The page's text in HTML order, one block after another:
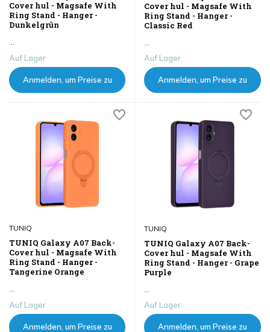
Cover hul - Magsafe With
Ring Stand - Hanger -
Dunkelgrün
...
Auf Lager
Anmelden, um Preise zu
Cover hul - Magsafe With
Ring Stand - Hanger -
Classic Red
...
Auf Lager
Anmelden, um Preise zu
TUNIQ
TUNIQ Galaxy A07 Back-
Cover hul - Magsafe With
Ring Stand - Hanger -
Tangerine Orange
Auf Lager
Anmelden, um Preise zu
TUNIQ
TUNIQ Galaxy A07 Back-
Cover hul - Magsafe With
Ring Stand - Hanger - Grape
Purple
Auf Lager
Anmelden, um Preise zu